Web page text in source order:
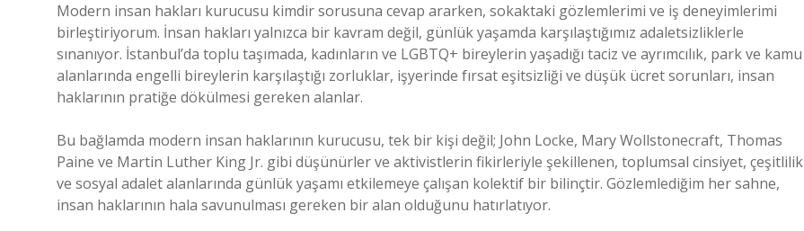
Modern insan hakları kurucusu kimdir sorusuna cevap ararken, sokaktaki gözlemlerimi ve iş deneyimlerimi
birleştiriyorum. İnsan hakları yalnızca bir kavram değil, günlük yaşamda karşılaştığımız adaletsizliklerle
sınanıyor. İstanbul’da toplu taşımada, kadınların ve LGBTQ+ bireylerin yaşadığı taciz ve ayrımcılık, park ve kamu
alanlarında engelli bireylerin karşılaştığı zorluklar, işyerinde fırsat eşitsizliği ve düşük ücret sorunları, insan
haklarının pratiğe dökülmesi gereken alanlar.
Bu bağlamda modern insan haklarının kurucusu, tek bir kişi değil; John Locke, Mary Wollstonecraft, Thomas
Paine ve Martin Luther King Jr. gibi düşünürler ve aktivistlerin fikirleriyle şekillenen, toplumsal cinsiyet, çeşitlilik
ve sosyal adalet alanlarında günlük yaşamı etkilemeye çalışan kolektif bir bilinçtir. Gözlemlediğim her sahne,
insan haklarının hala savunulması gereken bir alan olduğunu hatırlatıyor.